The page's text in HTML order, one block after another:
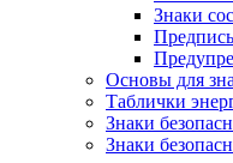
Знаки
Основы для
Таблички
Знаки
Знаки